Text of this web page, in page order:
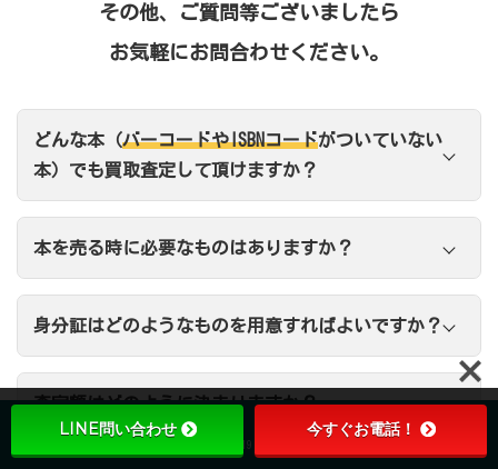
その他、ご質問等ございましたら
お気軽にお問合わせください。
どんな本（バーコードやISBNコードがついていない
本）でも買取査定して頂けますか？
本を売る時に必要なものはありますか？
身分証はどのようなものを用意すればよいですか？
査定額はどのように決まりますか？
10:00-19:00
LINE問い合わせ 今すぐお電話！